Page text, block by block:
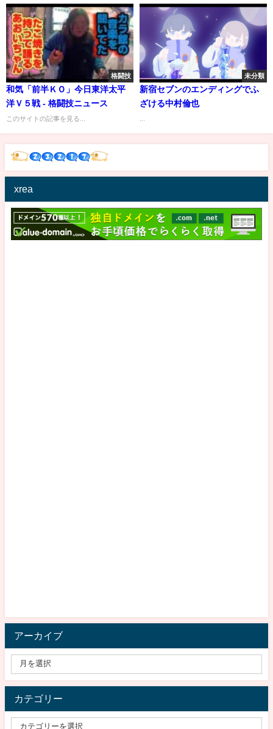
格闘技
和気「前半ＫＯ」今日東洋太平
洋Ｖ５戦 - 格闘技ニュース
このサイトの記事を見る...
未分類
新宿セブンのエンディングでふ
ざける中村倫也
xrea
アーカイブ
カテゴリー